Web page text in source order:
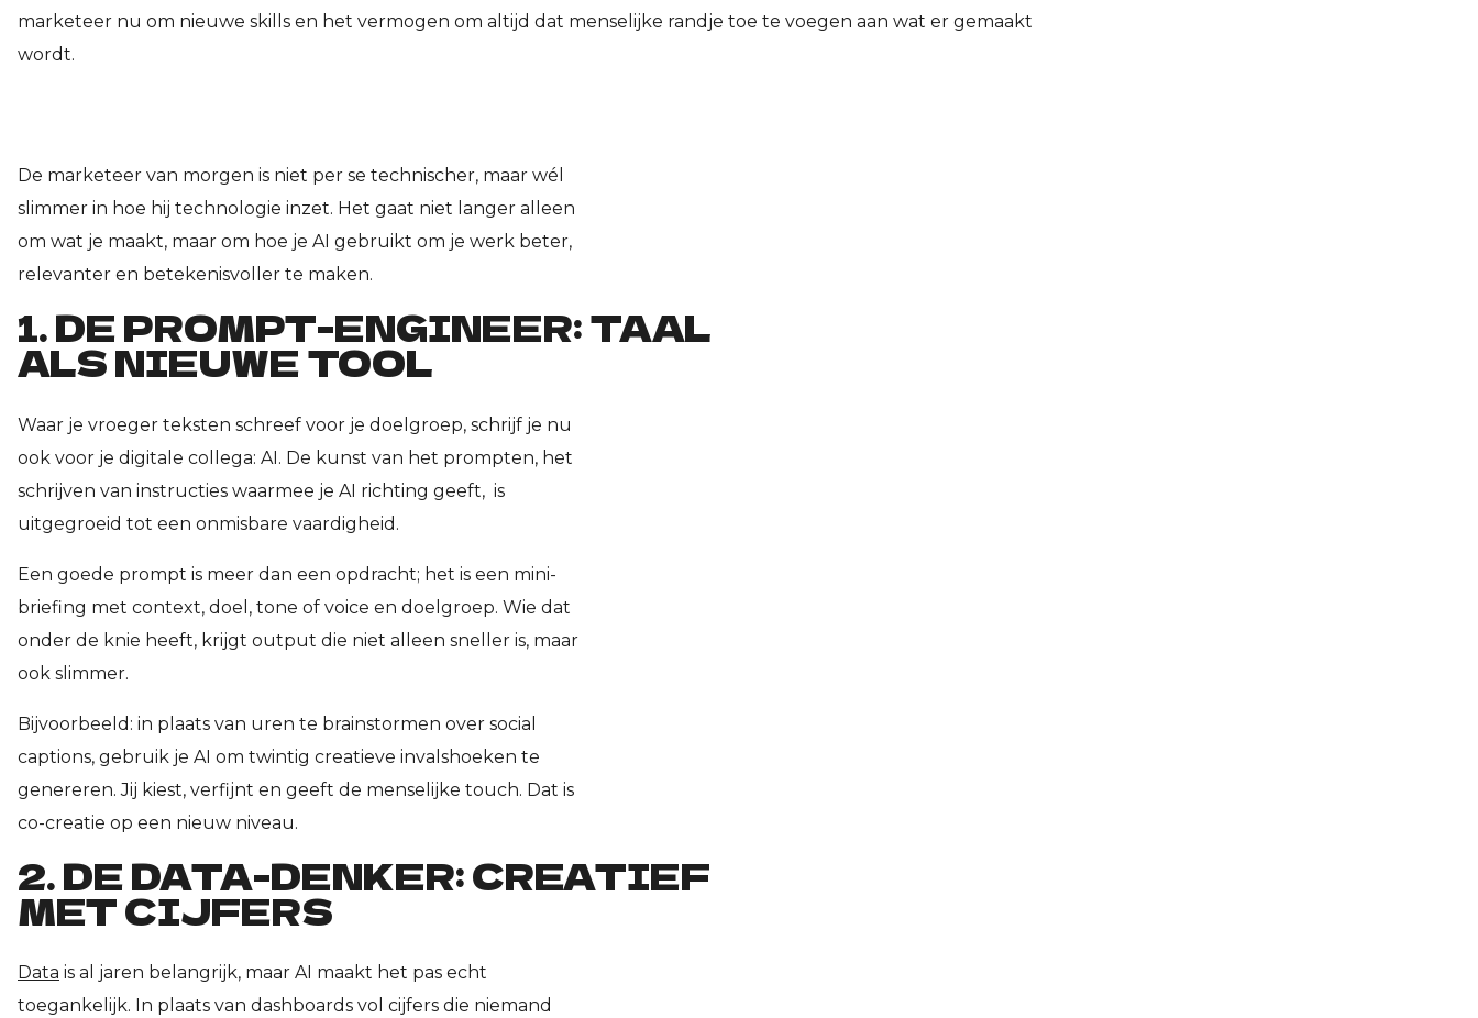
marketeer nu om nieuwe skills en het vermogen om altijd dat menselijke randje toe te voegen aan wat er gemaakt
wordt.
De marketeer van morgen is niet per se technischer, maar wél
slimmer in hoe hij technologie inzet. Het gaat niet langer alleen
om wat je maakt, maar om hoe je AI gebruikt om je werk beter,
relevanter en betekenisvoller te maken.
1. DE PROMPT-ENGINEER: TAAL
ALS NIEUWE TOOL
Waar je vroeger teksten schreef voor je doelgroep, schrijf je nu
ook voor je digitale collega: AI. De kunst van het prompten, het
schrijven van instructies waarmee je AI richting geeft, is
uitgegroeid tot een onmisbare vaardigheid.
Een goede prompt is meer dan een opdracht; het is een mini-
briefing met context, doel, tone of voice en doelgroep. Wie dat
onder de knie heeft, krijgt output die niet alleen sneller is, maar
ook slimmer.
Bijvoorbeeld: in plaats van uren te brainstormen over social
captions, gebruik je AI om twintig creatieve invalshoeken te
genereren. Jij kiest, verfijnt en geeft de menselijke touch. Dat is
co-creatie op een nieuw niveau.
2. DE DATA-DENKER: CREATIEF
MET CIJFERS
Data is al jaren belangrijk, maar AI maakt het pas echt
toegankelijk. In plaats van dashboards vol cijfers die niemand